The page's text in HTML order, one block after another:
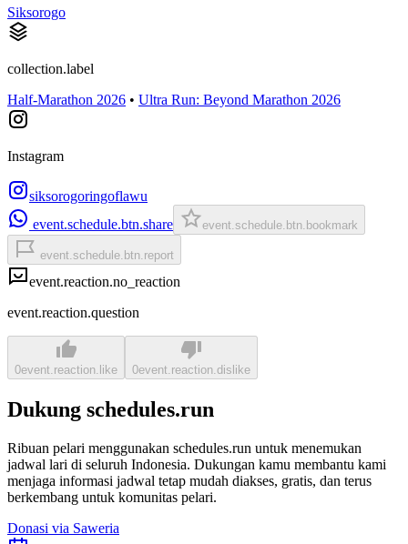
Siksorogo
collection.label
Half-Marathon 2026 • Ultra Run: Beyond Marathon 2026
Instagram
siksorogoringoflawu
event.schedule.btn.share
event.schedule.btn.bookmark
event.schedule.btn.report
event.reaction.no_reaction
event.reaction.question
0event.reaction.like 0event.reaction.dislike
Dukung schedules.run
Ribuan pelari menggunakan schedules.run untuk menemukan
jadwal lari di seluruh Indonesia. Dukungan kamu membantu kami
menjaga informasi jadwal tetap mudah diakses, gratis, dan terus
berkembang untuk komunitas pelari.
Donasi via Saweria